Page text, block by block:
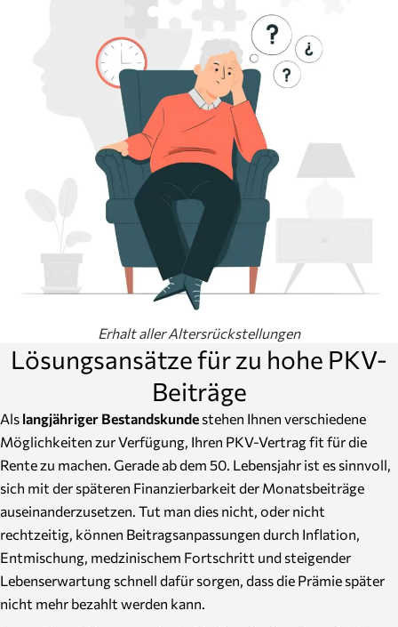
Erhalt aller Altersrückstellungen
Lösungsansätze für zu hohe PKV-
Beiträge
Als langjähriger Bestandskunde stehen Ihnen verschiedene
Möglichkeiten zur Verfügung, Ihren PKV-Vertrag fit für die
Rente zu machen. Gerade ab dem 50. Lebensjahr ist es sinnvoll,
sich mit der späteren Finanzierbarkeit der Monatsbeiträge
auseinanderzusetzen. Tut man dies nicht, oder nicht
rechtzeitig, können Beitragsanpassungen durch Inflation,
Entmischung, medzinischem Fortschritt und steigender
Lebenserwartung schnell dafür sorgen, dass die Prämie später
nicht mehr bezahlt werden kann.